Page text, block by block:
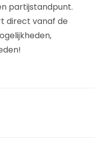
partijstandpunt.
direct vanaf de